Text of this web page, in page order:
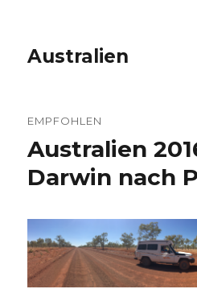
Australien
EMPFOHLEN
Australien
Darwin nach